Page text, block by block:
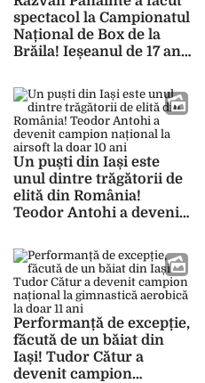
spectacol la Campionatul
Național de Box de la
Brăila! Ieșeanul de 17 ani
fără probleme
Un puști din Iași este
unul dintre trăgătorii de
elită din România!
Teodor Antohi a devenit
airsoft la doar 10 ani
Performanță de excepție,
făcută de un băiat din
Iași! Tudor Cătur a
devenit campion